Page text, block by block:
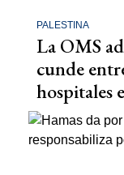
PALESTINA
La OMS
cunde
hospitales